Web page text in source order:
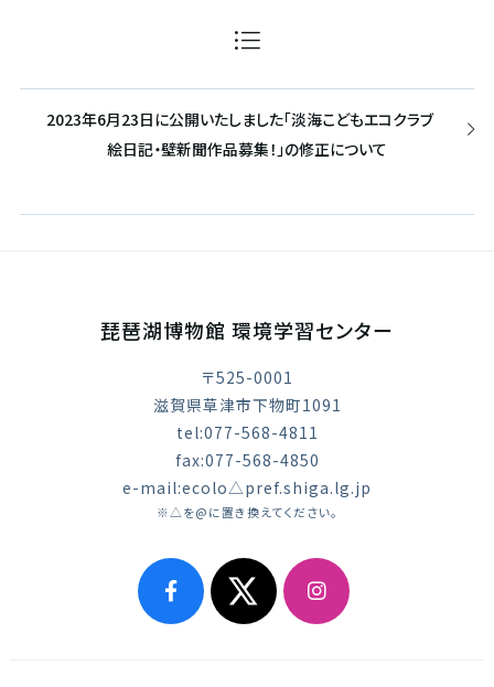
2023年6月23日に公開いたしました「淡海こどもエコクラブ
絵日記・壁新聞作品募集！」の修正について
琵琶湖博物館 環境学習センター
〒525-0001
滋賀県草津市下物町1091
tel:077-568-4811
fax:077-568-4850
e-mail:ecolo△pref.shiga.lg.jp
※△を@に置き換えてください。